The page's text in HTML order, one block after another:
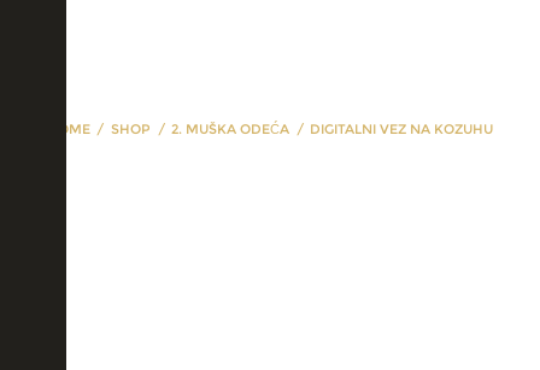
HOME SHOP 2. MUŠKA ODEĆA DIGITALNI VEZ NA KOZUHU